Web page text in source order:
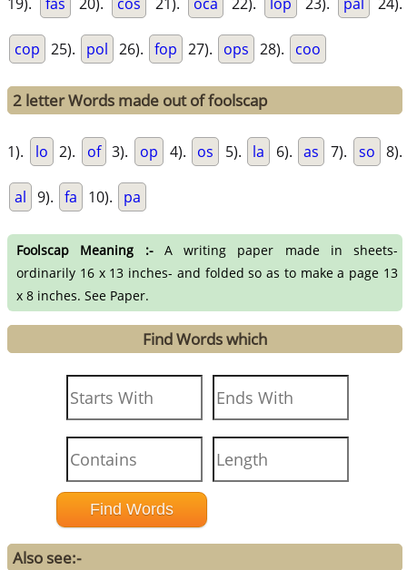
cop 25). pol 26). fop 27). ops 28). coo
2 letter Words made out of foolscap
1). lo 2). of 3). op 4). os 5). la 6). as 7). so 8).
al 9). fa 10). pa
Foolscap Meaning :-A writing paper made in sheets-
ordinarily 16 x 13 inches- and folded so as to make a page 13
x 8 inches. See Paper.
Find Words which
Also see:-